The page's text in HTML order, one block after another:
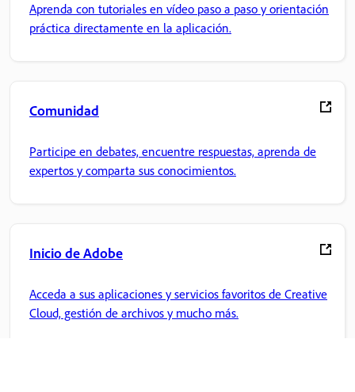
Aprenda con tutoriales en vídeo paso a paso y orientación
práctica directamente en la aplicación.
Comunidad
Participe en debates, encuentre respuestas, aprenda de
expertos y comparta sus conocimientos.
Inicio de Adobe
Acceda a sus aplicaciones y servicios favoritos de Creative
Cloud, gestión de archivos y mucho más.